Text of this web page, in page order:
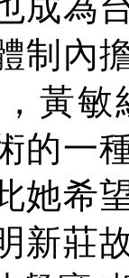
制內
黃
的一
她希
新莊